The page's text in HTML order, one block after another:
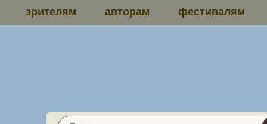
зрителям авторам фестивалям